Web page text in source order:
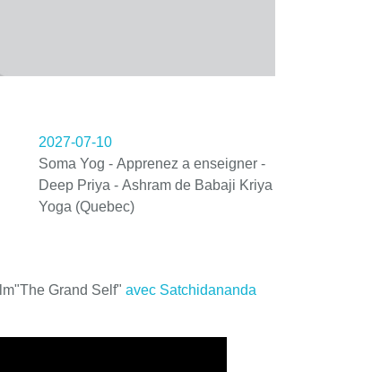
2027-07-10
Soma Yog - Apprenez a enseigner -
Deep Priya - Ashram de Babaji Kriya
Yoga (Quebec)
Grand Self" avec Satchidananda